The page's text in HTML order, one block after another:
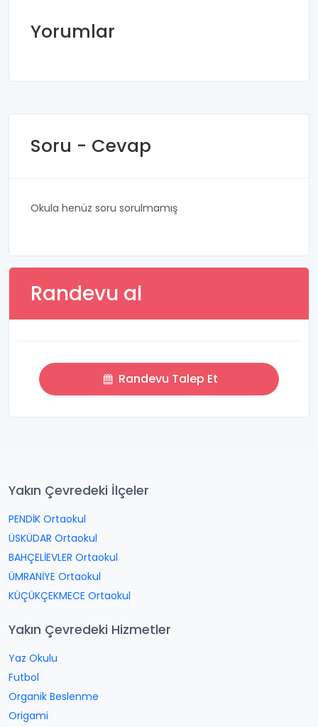
Yorumlar
Soru - Cevap
Okula henüz soru sorulmamış
Randevu al
Randevu Talep Et
Yakın Çevredeki İlçeler
PENDİK Ortaokul
ÜSKÜDAR Ortaokul
BAHÇELİEVLER Ortaokul
ÜMRANİYE Ortaokul
KÜÇÜKÇEKMECE Ortaokul
Yakın Çevredeki Hizmetler
Yaz Okulu
Futbol
Organik Beslenme
Origami